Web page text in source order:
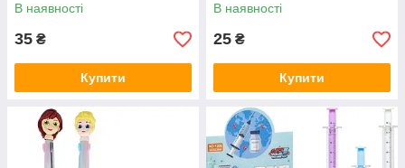
В наявності
35 ₴
Купити
В наявності
25 ₴
Купити